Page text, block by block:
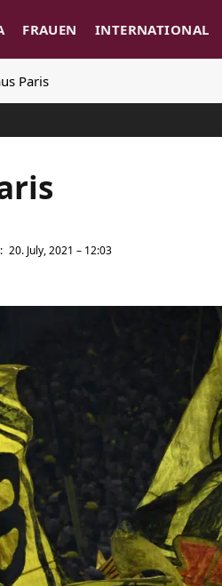
FRAUEN INTERNATIONAL
Paris
20. July, 2021 – 12:03